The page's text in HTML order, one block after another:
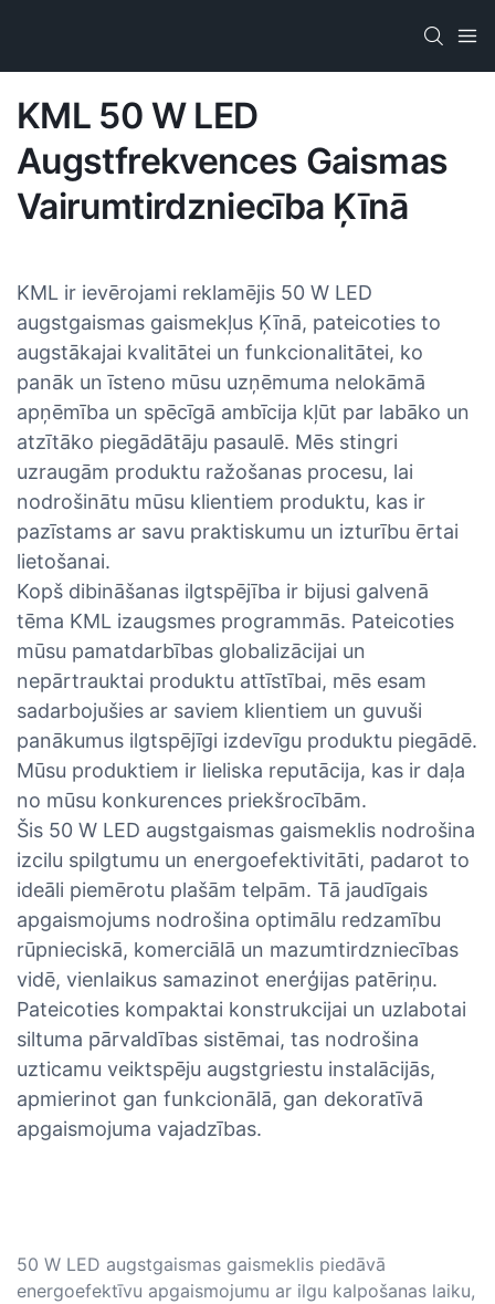
KML 50 W LED
Augstfrekvences Gaismas
Vairumtirdzniecība Ķīnā
KML ir ievērojami reklamējis 50 W LED
augstgaismas gaismekļus Ķīnā, pateicoties to
augstākajai kvalitātei un funkcionalitātei, ko
panāk un īsteno mūsu uzņēmuma nelokāmā
apņēmība un spēcīgā ambīcija kļūt par labāko un
atzītāko piegādātāju pasaulē. Mēs stingri
uzraugām produktu ražošanas procesu, lai
nodrošinātu mūsu klientiem produktu, kas ir
pazīstams ar savu praktiskumu un izturību ērtai
lietošanai.
Kopš dibināšanas ilgtspējība ir bijusi galvenā
tēma KML izaugsmes programmās. Pateicoties
mūsu pamatdarbības globalizācijai un
nepārtrauktai produktu attīstībai, mēs esam
sadarbojušies ar saviem klientiem un guvuši
panākumus ilgtspējīgi izdevīgu produktu piegādē.
Mūsu produktiem ir lieliska reputācija, kas ir daļa
no mūsu konkurences priekšrocībām.
Šis 50 W LED augstgaismas gaismeklis nodrošina
izcilu spilgtumu un energoefektivitāti, padarot to
ideāli piemērotu plašām telpām. Tā jaudīgais
apgaismojums nodrošina optimālu redzamību
rūpnieciskā, komerciālā un mazumtirdzniecības
vidē, vienlaikus samazinot enerģijas patēriņu.
Pateicoties kompaktai konstrukcijai un uzlabotai
siltuma pārvaldības sistēmai, tas nodrošina
uzticamu veiktspēju augstgriestu instalācijās,
apmierinot gan funkcionālā, gan dekoratīvā
apgaismojuma vajadzības.
50 W LED augstgaismas gaismeklis piedāvā
energoefektīvu apgaismojumu ar ilgu kalpošanas laiku,